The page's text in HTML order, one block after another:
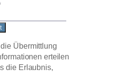
Übermittlung
erteilen
die Erlaubnis,